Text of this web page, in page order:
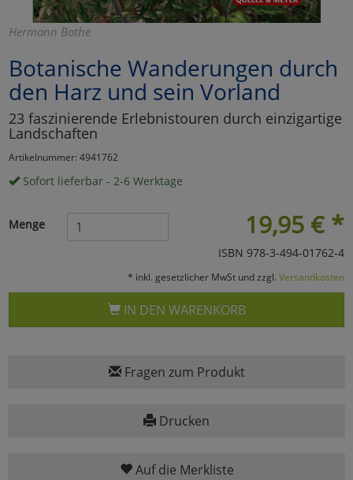
Hermann Bothe
Botanische Wanderungen durch
den Harz und sein Vorland
23 faszinierende Erlebnistouren durch einzigartige
Landschaften
Artikelnummer: 4941762
Sofort lieferbar - 2-6 Werktage
19,95 € *
Menge
ISBN 978-3-494-01762-4
* inkl. gesetzlicher MwSt und zzgl. Versandkosten
IN DEN WARENKORB
Fragen zum Produkt
Drucken
Auf die Merkliste
Marketing
Umfragetools
Cookies